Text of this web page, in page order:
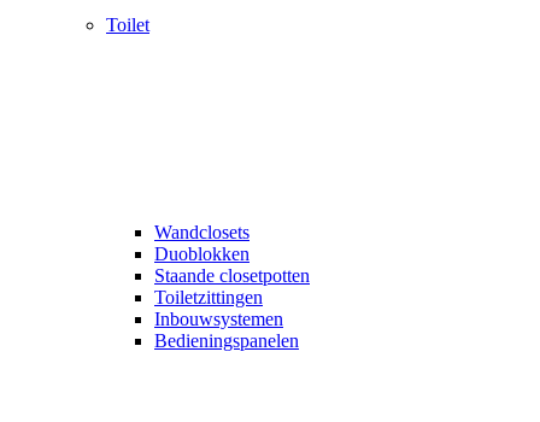
Toilet
Wandclosets
Duoblokken
Staande closetpotten
Toiletzittingen
Inbouwsystemen
Bedieningspanelen